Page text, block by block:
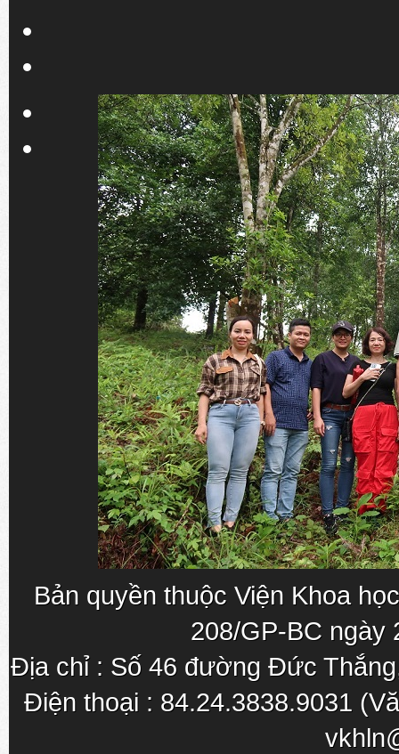
Bản quyền thuộc Viện Khoa
208/GP-BC ngày
Địa chỉ : Số 46 đường Đức
Điện thoại : 84.24.3838.9031